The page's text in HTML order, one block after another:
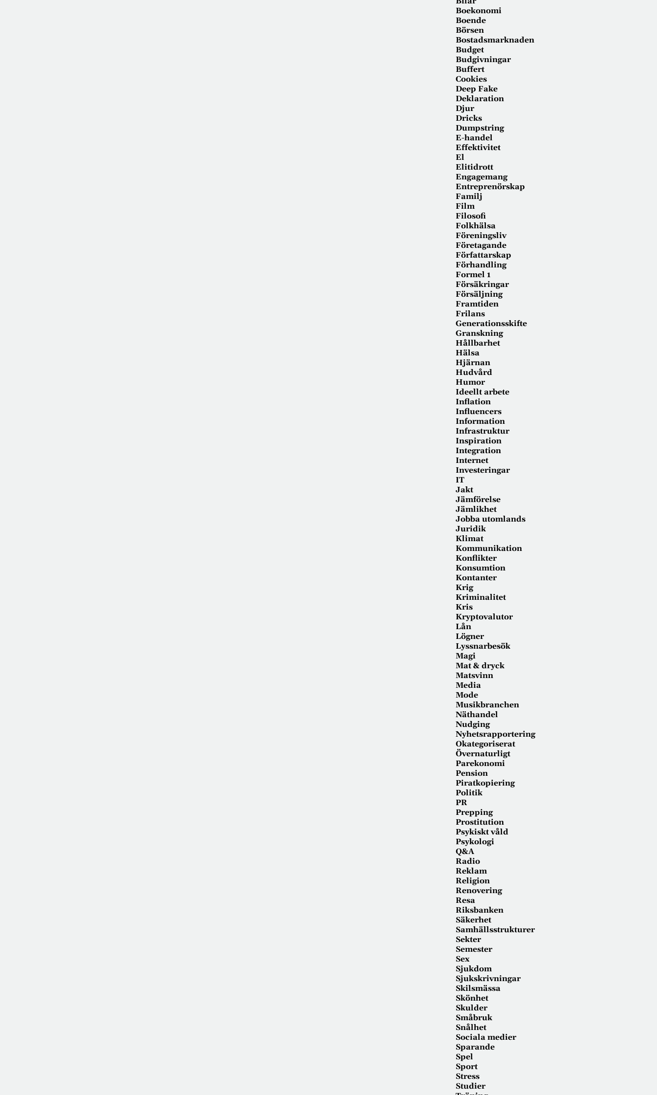
Boekonomi
Boende
Börsen
Bostadsmarknaden
Budget
Budgivningar
Buffert
Cookies
Deep Fake
Deklaration
Djur
Dricks
Dumpstring
E-handel
Effektivitet
El
Elitidrott
Engagemang
Entreprenörskap
Familj
Film
Filosofi
Folkhälsa
Föreningsliv
Företagande
Författarskap
Förhandling
Formel 1
Försäkringar
Försäljning
Framtiden
Frilans
Generationsskifte
Granskning
Hållbarhet
Hälsa
Hjärnan
Hudvård
Humor
Ideellt arbete
Inflation
Influencers
Information
Infrastruktur
Inspiration
Integration
Internet
Investeringar
IT
Jakt
Jämförelse
Jämlikhet
Jobba utomlands
Juridik
Klimat
Kommunikation
Konflikter
Konsumtion
Kontanter
Krig
Kriminalitet
Kris
Kryptovalutor
Lån
Lögner
Lyssnarbesök
Magi
Mat & dryck
Matsvinn
Media
Mode
Musikbranchen
Näthandel
Nudging
Nyhetsrapportering
Okategoriserat
Övernaturligt
Parekonomi
Pension
Piratkopiering
Politik
PR
Prepping
Prostitution
Psykiskt våld
Psykologi
Q&A
Radio
Reklam
Religion
Renovering
Resa
Riksbanken
Säkerhet
Samhällsstrukturer
Sekter
Semester
Sex
Sjukdom
Sjukskrivningar
Skilsmässa
Skönhet
Skulder
Småbruk
Snålhet
Sociala medier
Sparande
Spel
Sport
Stress
Studier